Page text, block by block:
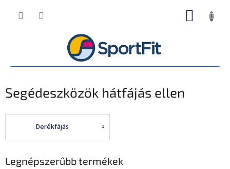
KOSÁR
Segédeszközök hátfájás ellen
Derékfájás
Legnépszerűbb termékek